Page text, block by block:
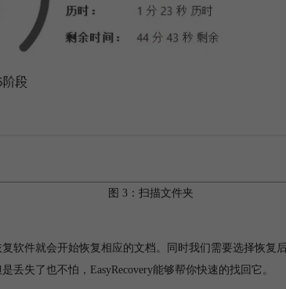
图 3：扫描文件夹
软件就会开始恢复相应的文档。同时我们需要选择恢复
失了也不怕，EasyRecovery能够帮你快速的找回它。